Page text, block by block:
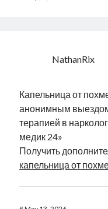
NathanRix
Капельница от
анонимным
терапией в
медик 24»
Получить
капельница от